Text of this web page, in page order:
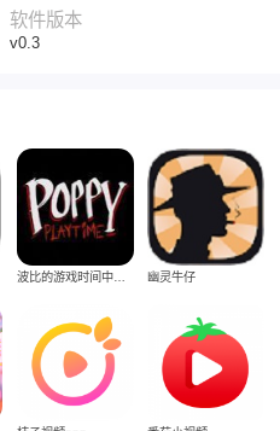
软件版本
v0.3
波比的游戏时间中文版 幽灵牛仔